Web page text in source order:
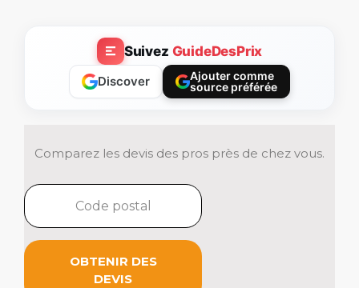
Suivez GuideDesPrix
Discover
Ajouter comme
source préférée
Comparez les devis des pros près de chez vous.
OBTENIR DES
DEVIS